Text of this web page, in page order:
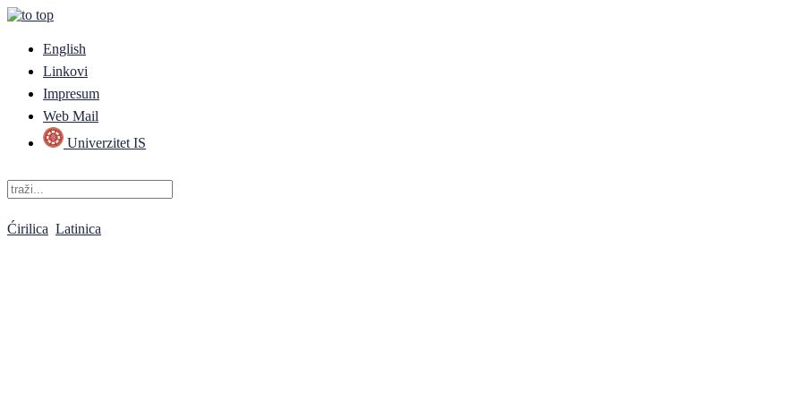
English
Linkovi
Impresum
Web Mail
Univerzitet IS
Ćirilica Latinica